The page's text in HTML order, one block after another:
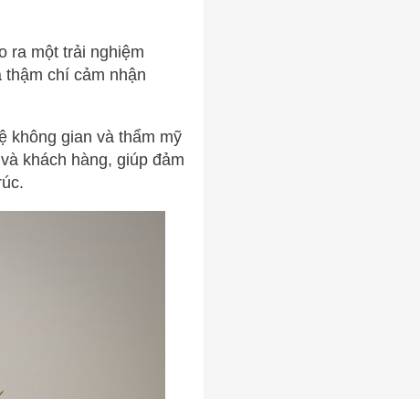
ra một trải nghiệm
chí cảm nhận
không gian và thẩm mỹ
khách hàng, giúp đảm